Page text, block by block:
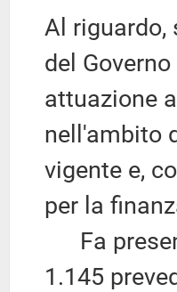
Al riguardo,
del
attuazione
nell'ambito
vigente e,
per la
Fa
1.145